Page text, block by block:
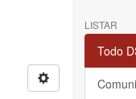
LISTAR
Todo